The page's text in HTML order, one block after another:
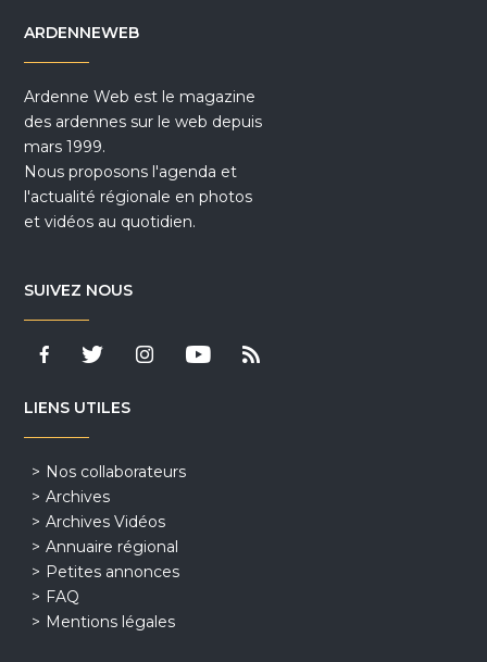
ARDENNEWEB
Ardenne Web est le magazine
des ardennes sur le web depuis
mars 1999.
Nous proposons l'agenda et
l'actualité régionale en photos
et vidéos au quotidien.
SUIVEZ NOUS
LIENS UTILES
Nos collaborateurs
Archives
Archives Vidéos
Annuaire régional
Petites annonces
FAQ
Mentions légales